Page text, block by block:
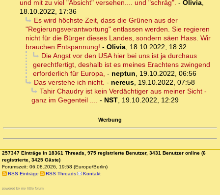
und mit zu viel "Absicht" versehen.... und "schräg". - Olivia,
18.10.2022, 17:36
Es wird höchste Zeit, dass die Grünen aus der
"Regierungsverantwortung" entlassen werden. Sie regieren
nicht für die Bürger dieses Landes, sondern säen Hass. Wir
brauchen Entspannung! - Olivia, 18.10.2022, 18:32
Die Angst vor den USA hier bei uns ist ja durchaus
gerechtfertigt, deshalb ist es meines Erachtens zwingend
erforderlich für Europa, - neptun, 19.10.2022, 06:56
Das verstehe ich nicht. - nereus, 19.10.2022, 07:58
Tahir Chaudry ist kein Verdächtiger aus meiner Sicht -
ganz im Gegenteil .... - NST, 19.10.2022, 12:29
Werbung
257347 Einträge in 18361 Threads, 975 registrierte Benutzer, 3431 Benutzer online (6
registrierte, 3425 Gäste)
Forumszeit: 06.08.2026, 19:58 (Europe/Berlin)
RSS Einträge
RSS Threads Kontakt
powered by my little forum